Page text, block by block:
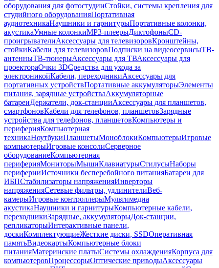
оборудования для фотостудииСтойки, системы крепления для
студийного оборудованияПортативная
аудиотехникаНаушники и гарнитурыПортативные колонки,
акустикаУмные колонкиMP3-плеерыДиктофоныCD-
проигрывателиАксессуары для телевизоровКронштейны,
стойкиКабели для телевизоровПодписки на видеосервисыТВ-
антенныТВ-тюнерыАксессуары для ТВАксессуары для
проектораОчки 3DСредства для ухода за
электроникойКабели, переходникиАксессуары для
портативных устройствПортативные аккумуляторыЭлементы
питания, зарядные устройстваАккумуляторные
батареиДержатели, док-станцииАксессуары для планшетов,
смартфоновКабели для телефонов, планшетовЗарядные
устройства для телефонов, планшетовКомпьютеры и
периферияКомпьютерная
техникаНоутбукиПланшетыМоноблокиКомпьютерыИгровые
компьютерыИгровые консолиСерверное
оборудованиеКомпьютерная
периферияМониторыМышиКлавиатурыСтилусыНаборы
периферииИсточники бесперебойного питанияБатареи для
ИБПСтабилизаторы напряженияИнверторы
напряженияСетевые фильтры, удлинителиВеб-
камерыИгровые контроллерыМультимедиа
акустикаНаушники и гарнитурыКомпьютерные кабели,
переходникиЗарядные, аккумуляторыДок-станции,
репликаторыИнтерактивные панели,
доскиКомплектующиеЖесткие диски, SSDОперативная
памятьВидеокартыКомпьютерные блоки
питанияМатеринские платыСистемы охлажденияКорпуса для
компьютеровПроцессорыОптические приводыАксессуары